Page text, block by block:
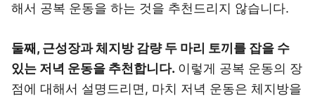
해서 공복 운동을 하는 것을 추천드리지 않습니다.
둘째, 근성장과 체지방 감량 두 마리 토끼를 잡을 수
있는 저녁 운동을 추천합니다. 이렇게 공복 운동의 장
점에 대해서 설명드리면, 마치 저녁 운동은 체지방을